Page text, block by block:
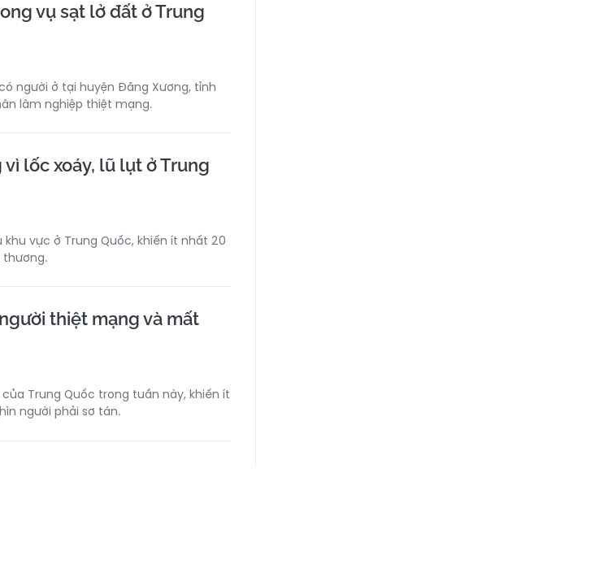
vụ sạt lở đất ở Trung
người ở tại huyện Đãng Xương, tỉnh
lâm nghiệp thiệt mạng.
lốc xoáy, lũ lụt ở Trung
vực ở Trung Quốc, khiến ít nhất 20
thương.
thiệt mạng và mất
Trung Quốc trong tuần này, khiến ít
người phải sơ tán.